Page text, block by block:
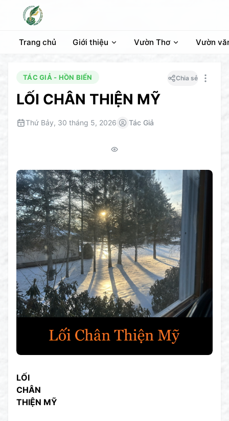
Trang chủ Giới thiệu Vườn Thơ Vườn
TÁC GIẢ - HỒN BIỂN
LỐI CHÂN THIỆN MỸ
Chia sẻ
Thứ Bảy, 30 tháng 5, 2026 Tác Giả
LỐI
CHÂN
THIỆN MỸ